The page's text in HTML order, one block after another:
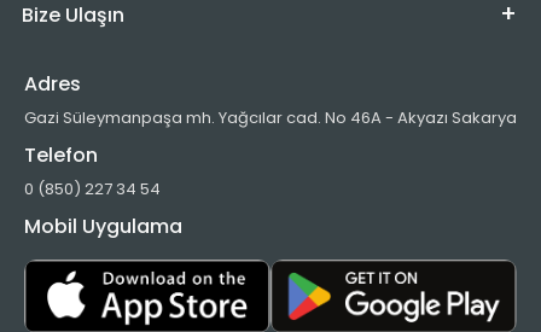
Bize Ulaşın
Adres
Gazi Süleymanpaşa mh. Yağcılar cad. No 46A - Akyazı Sakarya
Telefon
0 (850) 227 34 54
Mobil Uygulama